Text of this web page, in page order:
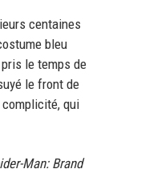
centaines
bleu
le temps de
le front de
qui
Man: Brand